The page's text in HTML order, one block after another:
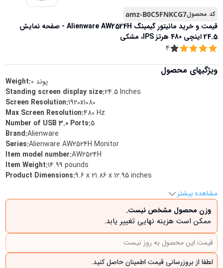
کد محصولamz-B0C5FNKCG7
قیمت و خرید
مانیتور گیمینگ Alienware AW2524H - صفحه نمایش
24.5 اینچی 480 هرتز IPS، مشکی
4
ویژگیهای محصول
Weight:0 پوند
Standing screen display size:‎24.5 Inches
Screen Resolution:‎1920x1080
Max Screen Resolution:‎480 Hz
Number of USB 3.0 Ports:‎5
Brand:‎Alienware
Series:‎Alienware AW2524H Monitor
Item model number:‎AW2524H
Item Weight:‎14.99 pounds
Product Dimensions:‎9.6 x 21.86 x 12.95 inches
مشاهده بیشتر
وزن محصول مشخص نیست.
ممکن است هزینه نهایی تغییر یابد.
قیمت این محصول به روز نیست
لطفا از بروزرسانی قیمت اطمینان حاصل کنید.